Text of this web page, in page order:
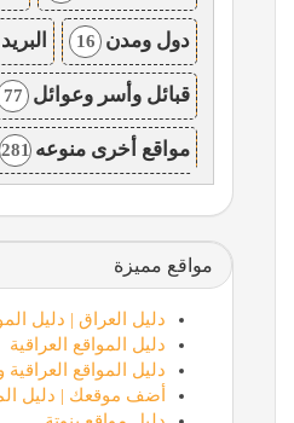
دول ومدن 16
قبائل وأسر وعوائل 77
مواقع أخرى منوعه 281
مواقع مميزة
دليل العراق | دليل
دليل المواقع العراقية
دليل المواقع العراقية
أضف موقعك | دليل